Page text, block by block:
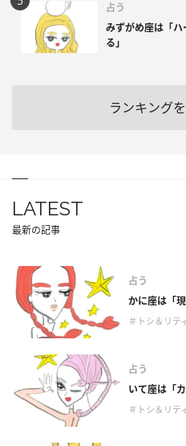
占う
みずがめ座は「
る」
ランキング
LATEST
最新の記事
占う
かに座は「
＃トシ＆リテ
占う
いて座は「
＃トシ＆リテ